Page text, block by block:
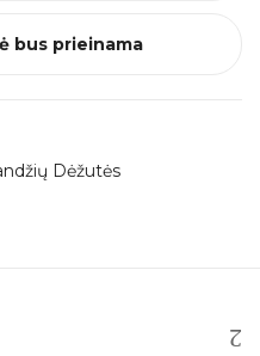
bus prieinama
Dėžutės